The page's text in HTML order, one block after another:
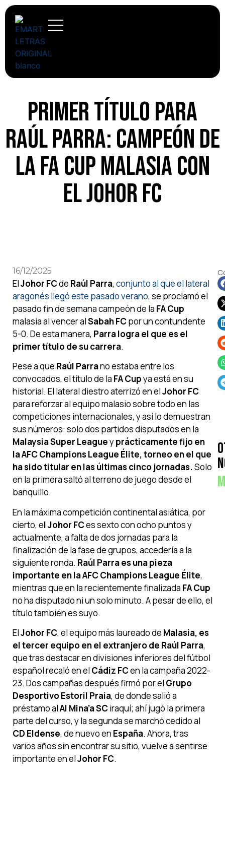
Primer título para
Raúl Parra: campeón de
la FA Cup malasia con
el Johor FC
16/12/2025
ElJohor FCde Raúl Parra, conjunto al que el lateral
aragonés llegó este pasado verano, se proclamó el
pasado fin de semana campeón de la FA Cup
malasia al vencer alSabah FCpor un contundente
5-0. De esta manera, Parra logra el que es el
primer título de su carrera.
Pese a que Raúl Parrano estaba entre los
convocados, el título de la FA Cupya está en su
historial. El lateral diestro aterrizó en elJohor FC
para reforzar al equipo malasio sobre todo en las
competiciones internacionales, y así lo demuestran
sus números: solo dos partidos disputados en la
Malaysia Super Leagueyprácticamente fijo en
la AFC Champions League Élite, torneo en el que
ha sido titular en las últimas cinco jornadas.Solo
en la primera saltó al terreno de juego desde el
banquillo.
En la máxima competición continental asiática, por
cierto, el Johor FCes sexto con ocho puntos y
actualmente, a falta de dos jornadas para la
finalización de la fase de grupos, accedería a la
siguiente ronda. Raúl Parra es una pieza
importante en la AFC Champions League Élite,
mientras que en la recientemente finalizada FA Cup
no ha disputado ni un solo minuto. A pesar de ello, el
título también es suyo.
ElJohor FC, el equipo más laureado de Malasia, es
el tercer equipo en el extranjero de Raúl Parra,
que tras destacar en divisiones inferiores del fútbol
español recaló en el Cádiz FCen la campaña 2022-
23. Dos campañas después firmó por el Grupo
Desportivo Estoril Praia, de donde salió a
préstamo alAl Mina’a SCiraquí; ahí jugó la primera
parte del curso, y la segunda se marchó cedido al
CD Eldense, de nuevo en España. Ahora, tras
varios años sin encontrar su sitio, vuelve a sentirse
importante en elJohor FC.